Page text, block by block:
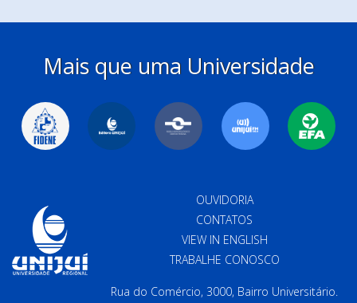
Mais que uma Universidade
OUVIDORIA
CONTATOS
VIEW IN ENGLISH
TRABALHE CONOSCO
Rua do Comércio, 3000, Bairro Universitário.